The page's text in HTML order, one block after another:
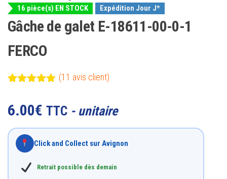
16 pièce(s) EN STOCK Expédition Jour J*
Gâche de galet E-18611-00-0-1
FERCO
basé sur
notations
client
(11 avis client)
6.00€ TTC - unitaire
Click and Collect sur Avignon
Retrait possible dès demain